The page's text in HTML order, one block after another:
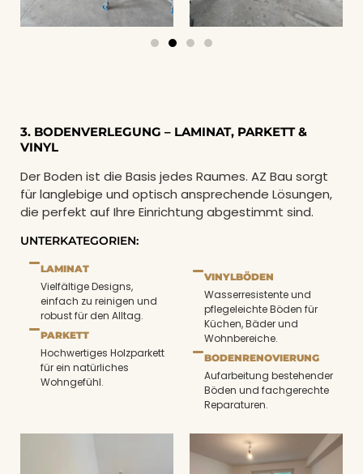
3. BODENVERLEGUNG – LAMINAT, PARKETT &
VINYL
Der Boden ist die Basis jedes Raumes. AZ Bau sorgt
für langlebige und optisch ansprechende Lösungen,
die perfekt auf Ihre Einrichtung abgestimmt sind.
UNTERKATEGORIEN:
LAMINAT
Vielfältige Designs,
einfach zu reinigen und
robust für den Alltag.
PARKETT
Hochwertiges Holzparkett
für ein natürliches
Wohngefühl.
VINYLBÖDEN
Wasserresistente und
pflegeleichte Böden für
Küchen, Bäder und
Wohnbereiche.
BODENRENOVIERUNG
Aufarbeitung bestehender
Böden und fachgerechte
Reparaturen.